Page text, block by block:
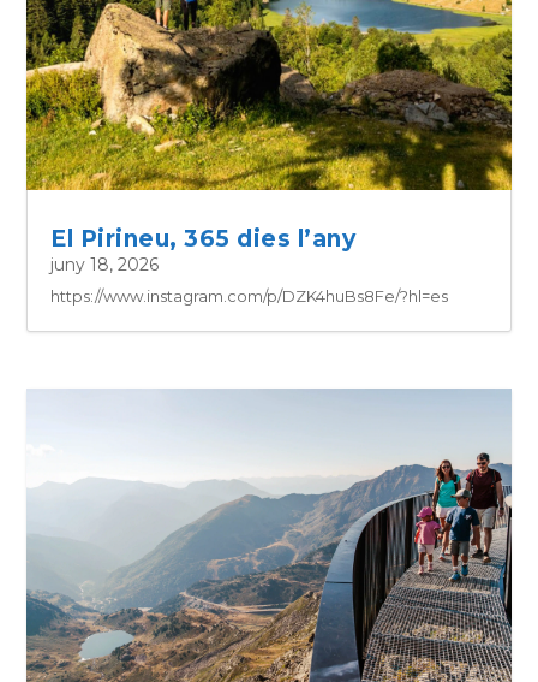
El Pirineu, 365 dies l’any
juny 18, 2026
https://www.instagram.com/p/DZK4huBs8Fe/?hl=es